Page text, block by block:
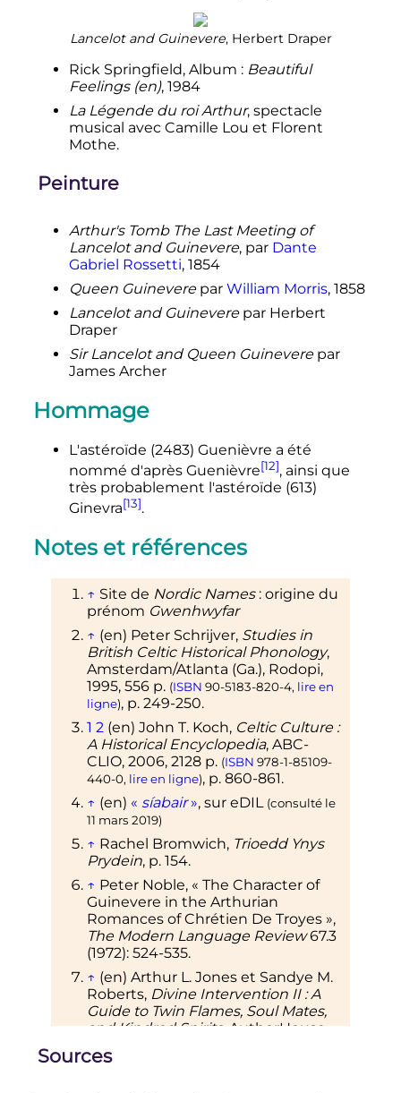
Lancelot and Guinevere, Herbert Draper
Rick Springfield, Album : Beautiful
Feelings (en), 1984
La Légende du roi Arthur, spectacle
musical avec Camille Lou et Florent
Mothe.
Peinture
Arthur's Tomb The Last Meeting of
Lancelot and Guinevere, par Dante
Gabriel Rossetti, 1854
Queen Guineverepar William Morris, 1858
Lancelot and Guineverepar Herbert
Draper
Sir Lancelot and Queen Guineverepar
James Archer
Hommage
L'astéroïde (2483) Guenièvre a été
nommé d'après Guenièvre[12], ainsi que
très probablement l'astéroïde (613)
Ginevra[13].
Notes et références
↑ Site de Nordic Names : origine du
prénom Gwenhwyfar
↑ (en) Peter Schrijver, Studies in
British Celtic Historical Phonology,
Amsterdam/Atlanta (Ga.), Rodopi,
1995, 556 p. (ISBN 90-5183-820-4, lire en
ligne), p. 249-250.
1 2 (en) John T. Koch, Celtic Culture :
A Historical Encyclopedia, ABC-
CLIO, 2006, 2128 p. (ISBN 978-1-85109-
440-0, lire en ligne), p. 860-861.
↑ (en) « síabair », sur eDIL (consulté le
11 mars 2019)
↑ Rachel Bromwich, Trioedd Ynys
Prydein, p. 154.
↑ Peter Noble, « The Character of
Guinevere in the Arthurian
Romances of Chrétien De Troyes »,
The Modern Language Review67.3
(1972): 524-535.
↑ (en) Arthur L. Joneset Sandye M.
Roberts, Divine Intervention II : A
Guide to Twin Flames, Soul Mates,
and Kindred Spirits, AuthorHouse,
en ligne
Sources